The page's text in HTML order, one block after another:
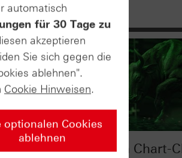
S&P 500® im Chart-
automatisch
für 30 Tage zu
akzeptieren
Sie sich gegen die
ablehnen".
Cookie Hinweisen.
optionalen Cookies
ablehnen